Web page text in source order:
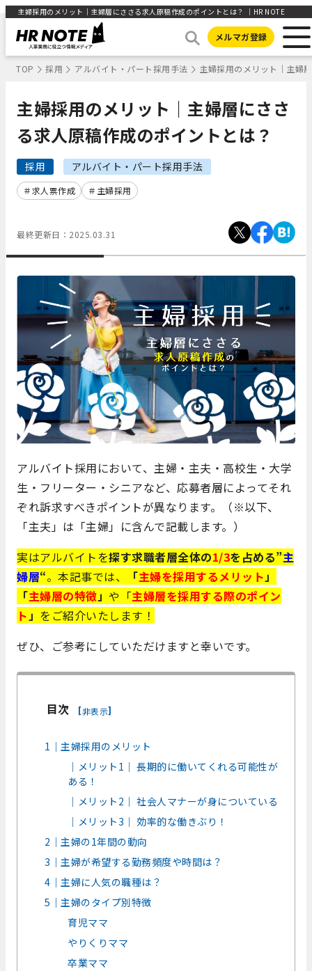
主婦採用のメリット｜主婦層にささる求人原稿作成のポイントとは？ ｜HR NOTE
メルマガ登録
TOP 採用 アルバイト・パート採用手法 主婦採用のメリット｜主婦
主婦採用のメリット｜主婦層にささ
る求人原稿作成のポイントとは？
採用 アルバイト・パート採用手法
求人票作成 主婦採用
最終更新日： 2025.03.31
アルバイト採用において、主婦・主夫・高校生・大学
生・フリーター・シニアなど、応募者層によってそれ
ぞれ訴求すべきポイントが異なります。（※以下、
「主夫」は「主婦」に含んで記載します。）
実はアルバイトを探す求職者層全体の1/3を占める”主
婦層“。本記事では、 「主婦を採用するメリット」
「主婦層の特徴」 や「主婦層を採用する際のポイン
ト」 をご紹介いたします！
ぜひ、ご参考にしていただけますと幸いです。
目次 [非表示]
1｜主婦採用のメリット
｜メリット1｜ 長期的に働いてくれる可能性が
ある！
｜メリット2｜ 社会人マナーが身についている
｜メリット3｜ 効率的な働きぶり！
2｜主婦の1年間の動向
3｜主婦が希望する勤務頻度や時間は？
4｜主婦に人気の職種は？
5｜主婦のタイプ別特徴
育児ママ
やりくりママ
卒業ママ